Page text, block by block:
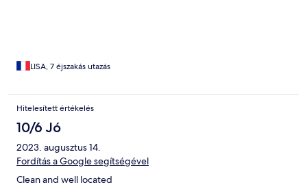
LISA, 7 éjszakás utazás
Hitelesített értékelés
10/6 Jó
2023. augusztus 14.
Fordítás a Google segítségével
Clean and well located